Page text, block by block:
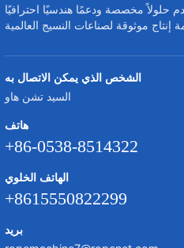
حلولاً مخصصة ودعمًا هندسيًا احترافيًا
الشخص الذي يمكن الاتصال به
السيد تشن هاو
هاتف
+86-0538-8514322
الهاتف الخلوي
+8615550822299
بريد